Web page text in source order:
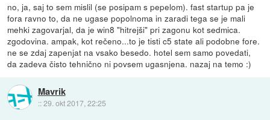
no, ja, saj to sem mislil (se posipam s pepelom). fast startup pa je
fora ravno to, da ne ugase popolnoma in zaradi tega se je mali
mehki zagovarjal, da je win8 "hitrejši" pri zagonu kot sedmica.
zgodovina. ampak, kot rečeno...to je tisti c5 state ali podobne fore.
ne se zdaj zapenjat na vsako besedo. hotel sem samo povedati,
da zadeva čisto tehnično ni povsem ugasnjena. nazaj na temo :)
Mavrik
::29. okt 2017, 22:25